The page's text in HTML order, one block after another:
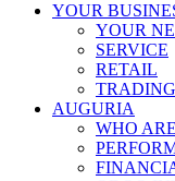
YOUR
YOUR
SERVICE
RETAIL
TRADING
AUGURIA
WHO